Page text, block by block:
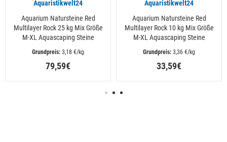
Aquaristikwelt24
Aquarium Natursteine Red
Multilayer Rock 25 kg Mix Größe
M-XL Aquascaping Steine
3,18 €/kg
79,59€
Aquaristikwelt24
Aquarium Natursteine Red
Multilayer Rock 10 kg Mix Größe
M-XL Aquascaping Steine
3,36 €/kg
33,59€